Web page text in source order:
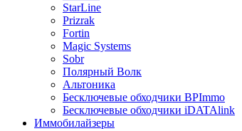
StarLine
Prizrak
Fortin
Magic Systems
Sobr
Полярный Волк
Альтоника
Бесключевые обходчики BPImmo
Бесключевые обходчики iDATAlink
Иммобилайзеры